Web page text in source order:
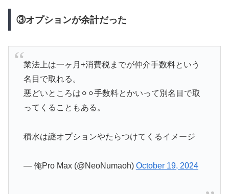
③オプションが余計だった
業法上は一ヶ月+消費税までが仲介手数料という
名目で取れる。
悪どいところは⚪︎⚪︎手数料とかいって別名目で取
ってくることもある。
積水は謎オプションやたらつけてくるイメージ
— 俺Pro Max (@NeoNumaoh) October 19, 2024